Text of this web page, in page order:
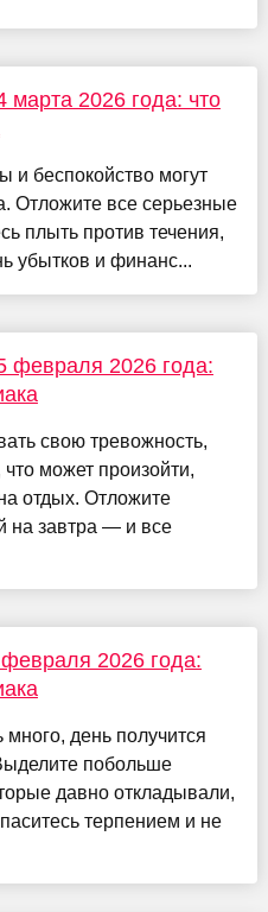
марта 2026 года: что
и беспокойство могут
Отложите все серьезные
плыть против течения,
убытков и финанс...
февраля 2026 года:
свою тревожность,
может произойти,
отдых. Отложите
на завтра — и все
2026 года:
день получится
побольше
давно откладывали,
терпением и не